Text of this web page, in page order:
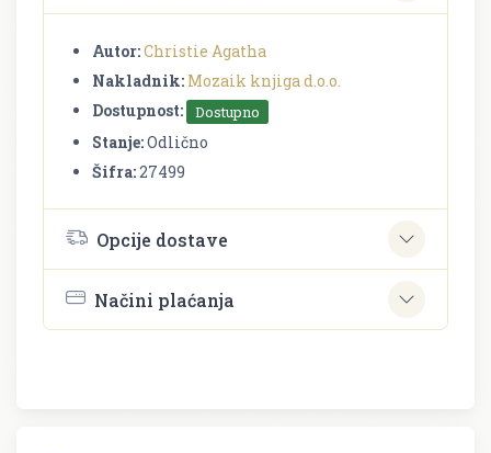
Autor:Christie Agatha
Nakladnik: Mozaik knjiga d.o.o.
Dostupnost:
Dostupno
Stanje:Odlično
Šifra:27499
Opcije dostave
Načini plaćanja